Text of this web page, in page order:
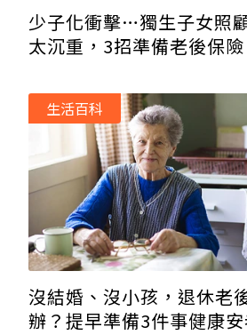
少子化衝擊…獨生子女照
太沉重，3招準備老後保
沒結婚、沒小孩，退休老
辦？提早準備3件事健康
生活百科